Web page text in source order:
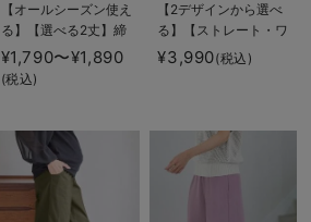
【オールシーズン使え
る】【選べる2丈】締
め付けない綿混リブス
トレートレギンス【産
¥1,790〜¥1,890
(税込)
【2デザインから選べ
る】【ストレート・ワ
イド】らくちん綿混ス
トレッチリブパンツ
¥3,990(税込)